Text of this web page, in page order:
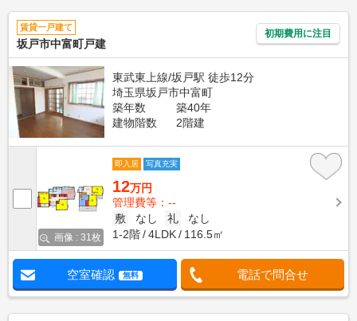
賃貸一戸建て
坂戸市中富町戸建
初期費用に注目
東武東上線/坂戸駅 徒歩12分
埼玉県坂戸市中富町
築年数
築40年
建物階数
2階建
画像 : 31枚
即入居 写真充実
12万円
管理費等：--
敷
なし 礼
なし
1-2階
4LDK 116.5㎡
空室確認 無料 電話で問合せ